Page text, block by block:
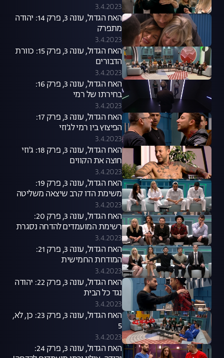
3.4.2023
האח הגדול, עונה 3, פרק 14: יהודה
מתפרק
3.4.2023
האח הגדול, עונה 3, פרק 15: כוורת
הדבורים
3.4.2023
האח הגדול, עונה 3, פרק 16:
בחירתו של רמי
3.4.2023
האח הגדול, עונה 3, פרק 17:
הפיצוץ בין רמי לג'וזי
3.4.2023
האח הגדול, עונה 3, פרק 18: ג'וזי
חוצה את הקווים
3.4.2023
האח הגדול, עונה 3, פרק 19:
משימת הדו קרב שיצאה משליטה
3.4.2023
האח הגדול, עונה 3, פרק 20:
רשימת המועמדים להדחה נסגרת
3.4.2023
האח הגדול, עונה 3, פרק 21:
המודחת החמישית
3.4.2023
האח הגדול, עונה 3, פרק 22: יהודה
נגד כל הבית
3.4.2023
האח הגדול, עונה 3, פרק 23: כן, לא,
5
3.4.2023
האח הגדול, עונה 3, פרק 24: